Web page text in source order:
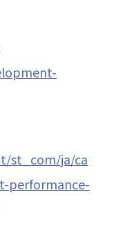
st_com/ja/ca
performance-